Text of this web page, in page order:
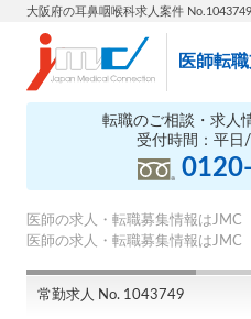
大阪府の耳鼻咽喉科求人案件 No.1043749
医師転
転職のご相談・求人
受付時間：平
医師の求人・転職募集情報はJMC
医師の求人・転職募集情報はJMC
常勤求人 No. 1043749